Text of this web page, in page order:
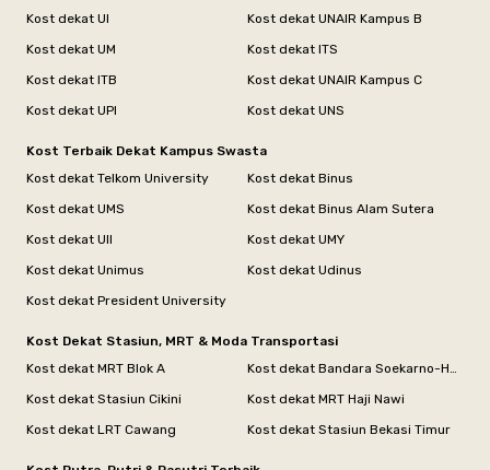
Kost dekat UI
Kost dekat UNAIR Kampus B
Kost dekat UM
Kost dekat ITS
Kost dekat ITB
Kost dekat UNAIR Kampus C
Kost dekat UPI
Kost dekat UNS
Kost Terbaik Dekat Kampus Swasta
Kost dekat Telkom University
Kost dekat Binus
Kost dekat UMS
Kost dekat Binus Alam Sutera
Kost dekat UII
Kost dekat UMY
Kost dekat Unimus
Kost dekat Udinus
Kost dekat President University
Kost Dekat Stasiun, MRT & Moda Transportasi
Kost dekat MRT Blok A
Kost dekat Bandara Soekarno-Hatta
Kost dekat Stasiun Cikini
Kost dekat MRT Haji Nawi
Kost dekat LRT Cawang
Kost dekat Stasiun Bekasi Timur